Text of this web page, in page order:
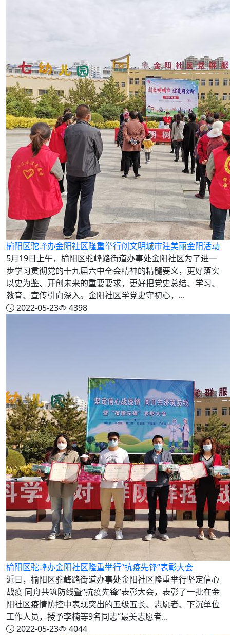
榆阳区驼峰办金阳社区隆重举行创文明城市建美丽金阳活动
5月19日上午，榆阳区驼峰路街道办事处金阳社区为了进一
步学习贯彻党的十九届六中全会精神的精髓要义，更好落实
以史为鉴、开创未来的重要要求，更好把党史总结、学习、
教育、宣传引向深入。金阳社区学党史守初心，...
2022-05-23
4398
榆阳区驼峰办金阳社区隆重举行“抗疫先锋”表彰大会
近日，榆阳区驼峰路街道办事处金阳社区隆重举行坚定信心
战疫 同舟共筑防线暨“抗疫先锋”表彰大会，表彰了一批在金
阳社区疫情防控中表现突出的五级五长、志愿者、下沉单位
工作人员，授予李楠等9名同志“最美志愿者...
2022-05-23
4044